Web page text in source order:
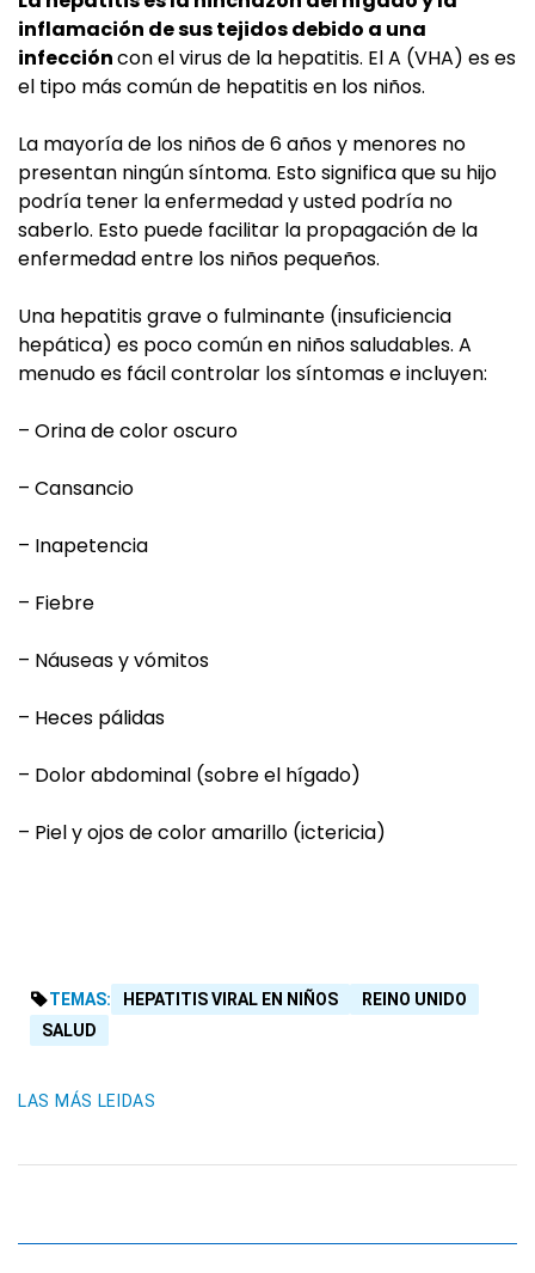
inflamación de sus tejidos debido a una
infeccióncon el virus de la hepatitis. El A (VHA) es es
el tipo más común de hepatitis en los niños.
La mayoría de los niños de 6 años y menores no
presentan ningún síntoma. Esto significa que su hijo
podría tener la enfermedad y usted podría no
saberlo. Esto puede facilitar la propagación de la
enfermedad entre los niños pequeños.
Una hepatitis grave o fulminante (insuficiencia
hepática) es poco común en niños saludables. A
menudo es fácil controlar los síntomas e incluyen:
– Orina de color oscuro
– Cansancio
– Inapetencia
– Fiebre
– Náuseas y vómitos
– Heces pálidas
– Dolor abdominal (sobre el hígado)
– Piel y ojos de color amarillo (ictericia)
TEMAS: HEPATITIS VIRAL EN NIÑOS
REINO UNIDO
SALUD
LAS MÁS LEIDAS